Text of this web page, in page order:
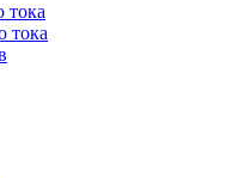
тока
тока